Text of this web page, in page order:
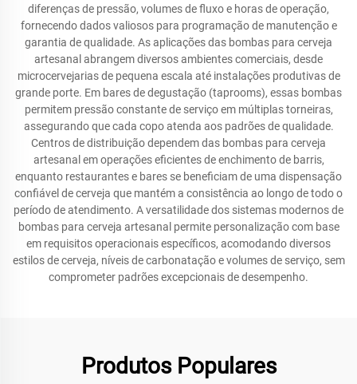
diferenças de pressão, volumes de fluxo e horas de operação,
fornecendo dados valiosos para programação de manutenção e
garantia de qualidade. As aplicações das bombas para cerveja
artesanal abrangem diversos ambientes comerciais, desde
microcervejarias de pequena escala até instalações produtivas de
grande porte. Em bares de degustação (taprooms), essas bombas
permitem pressão constante de serviço em múltiplas torneiras,
assegurando que cada copo atenda aos padrões de qualidade.
Centros de distribuição dependem das bombas para cerveja
artesanal em operações eficientes de enchimento de barris,
enquanto restaurantes e bares se beneficiam de uma dispensação
confiável de cerveja que mantém a consistência ao longo de todo o
período de atendimento. A versatilidade dos sistemas modernos de
bombas para cerveja artesanal permite personalização com base
em requisitos operacionais específicos, acomodando diversos
estilos de cerveja, níveis de carbonatação e volumes de serviço, sem
comprometer padrões excepcionais de desempenho.
Produtos Populares